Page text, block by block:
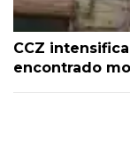
CCZ
encontrado